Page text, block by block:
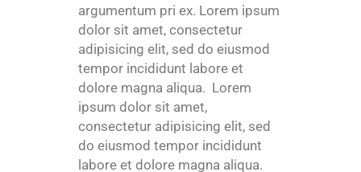
argumentum pri ex. Lorem ipsum
dolor sit amet, consectetur
adipisicing elit, sed do eiusmod
tempor incididunt labore et
dolore magna aliqua. Lorem
ipsum dolor sit amet,
consectetur adipisicing elit, sed
do eiusmod tempor incididunt
labore et dolore magna aliqua.